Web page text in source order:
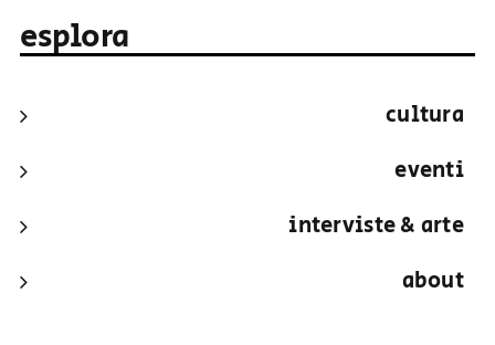
esplora
cultura
eventi
interviste & arte
about